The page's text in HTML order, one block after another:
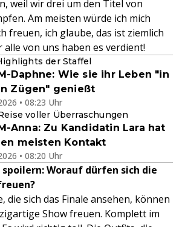
weil wir drei um den Titel von
Am meisten würde ich mich
freuen, ich glaube, das ist ziemlich
alle von uns haben es verdient!
der Staffel
Daphne: Wie sie ihr Leben "in
Zügen" genießt
• 08:23 Uhr
voller Überraschungen
Anna: Zu Kandidatin Lara hat
meisten Kontakt
• 08:20 Uhr
spoilern: Worauf dürfen sich die
die sich das Finale ansehen, können
Show freuen. Komplett im